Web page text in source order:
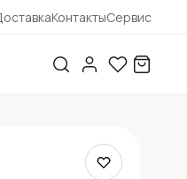
КонтактыСервис